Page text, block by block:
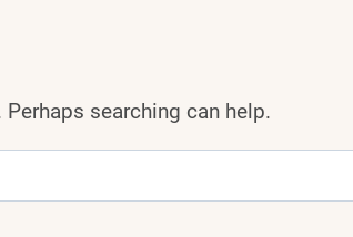
searching can help.